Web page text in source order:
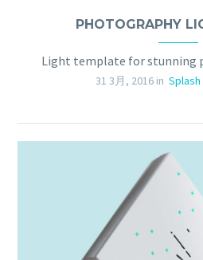
PHOTOGRAPHY
31 3月, 2016 in Splash